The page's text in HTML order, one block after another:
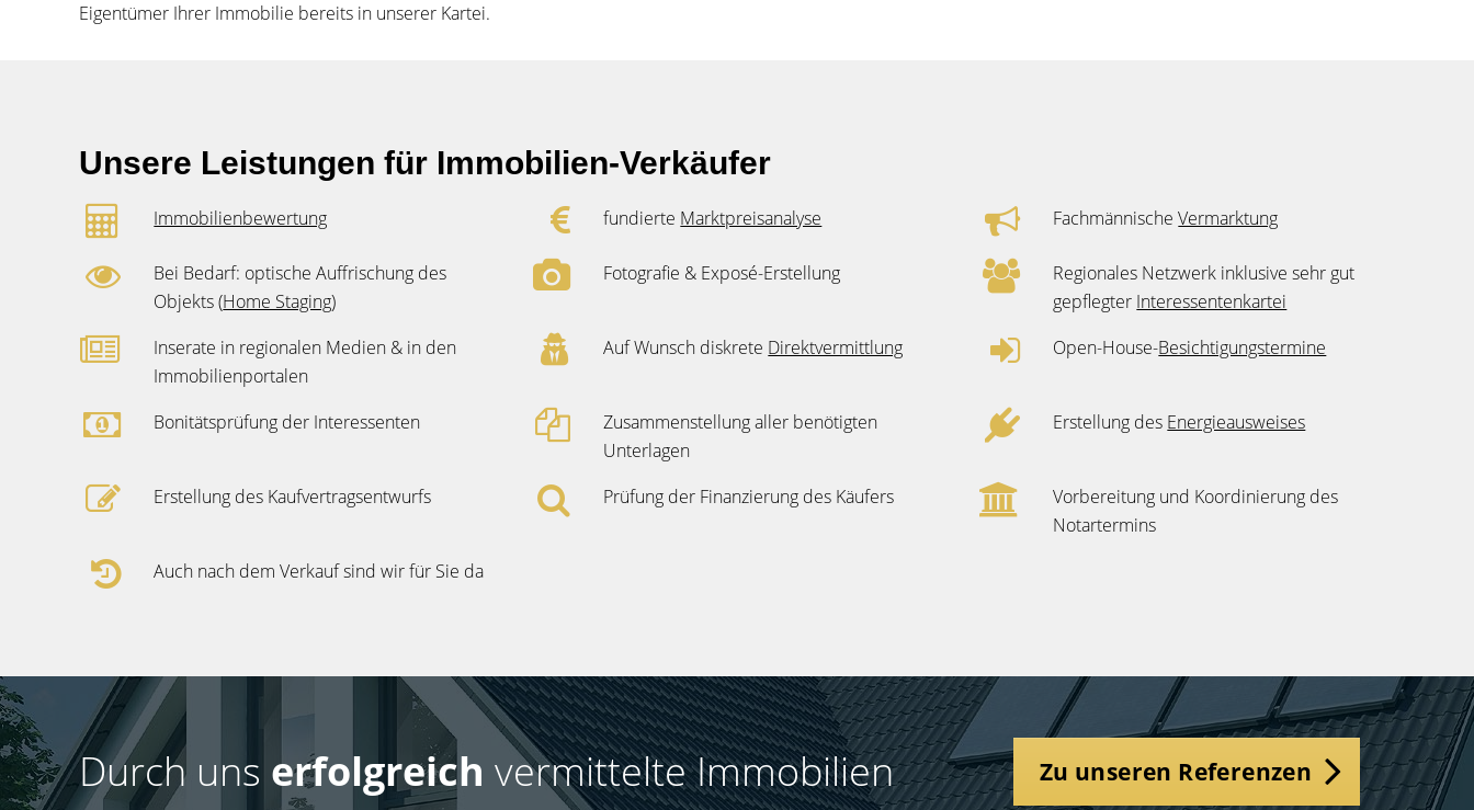
Eigentümer Ihrer Immobilie bereits in unserer Kartei.
Unsere Leistungen für Immobilien-Verkäufer
Immobilienbewertung fundierte Marktpreisanalyse FachmännischeVermarktung
Bei Bedarf: optische Auffrischung des
Objekts (Home Staging)
Fotografie & Exposé-Erstellung
Regionales Netzwerk inklusive sehr gut
gepflegter Interessentenkartei
Inserate in regionalen Medien & in den
Immobilienportalen
Auf Wunsch diskrete Direktvermittlung Open-House-Besichtigungstermine
Bonitätsprüfung der Interessenten
Zusammenstellung aller benötigten
Unterlagen
Erstellung des Energieausweises
Erstellung des Kaufvertragsentwurfs Prüfung der Finanzierung des Käufers
Vorbereitung und Koordinierung des
Notartermins
Auch nach dem Verkauf sind wir für Sie da
Durch uns erfolgreich vermittelte Immobilien Zu unseren Referenzen